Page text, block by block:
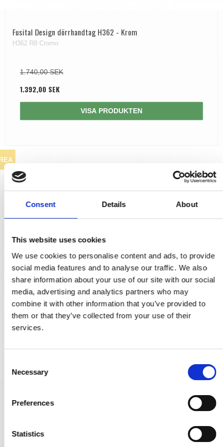
Consent Details About
This website uses cookies
We use cookies to personalise content and ads, to provide
social media features and to analyse our traffic. We also
share information about your use of our site with our social
media, advertising and analytics partners who may
combine it with other information that you’ve provided to
them or that they’ve collected from your use of their
services.
Necessary
Preferences
Statistics
Fusital Design dörrhandtag H362 - Krom
H362 R8 Cromo
1.740,00 SEK
1.392,00 SEK
VISA PRODUKTEN
Dörrhandtag utan rosetter - Mässing utan lack - Modell